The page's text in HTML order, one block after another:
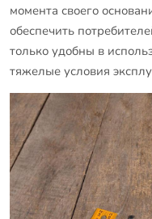
момента своего
обеспечить
только удобны в
тяжелые условия